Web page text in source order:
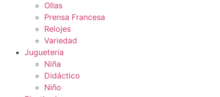
Ollas
Prensa Francesa
Relojes
Variedad
Jugueteria
Niña
Didáctico
Niño